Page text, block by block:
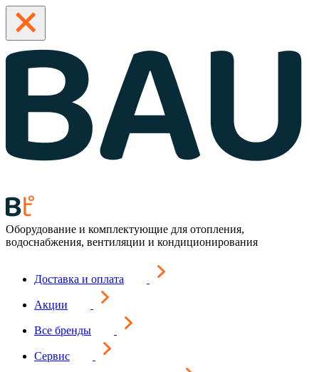
Оборудование и комплектующие для отопления,
водоснабжения, вентиляции и кондиционирования
Доставка и оплата
Акции
Все бренды
Сервис